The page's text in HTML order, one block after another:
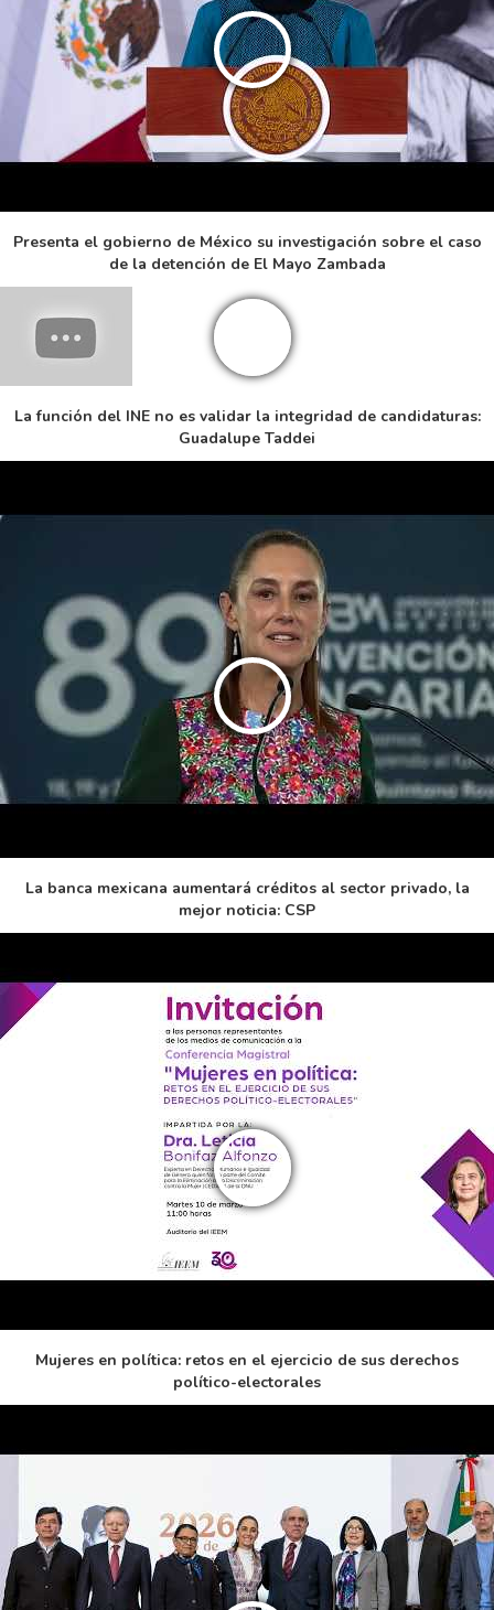
Presenta el gobierno de México su investigación sobre el caso
de la detención de El Mayo Zambada
La función del INE no es validar la integridad de candidaturas:
Guadalupe Taddei
La banca mexicana aumentará créditos al sector privado, la
mejor noticia: CSP
Mujeres en política: retos en el ejercicio de sus derechos
político-electorales